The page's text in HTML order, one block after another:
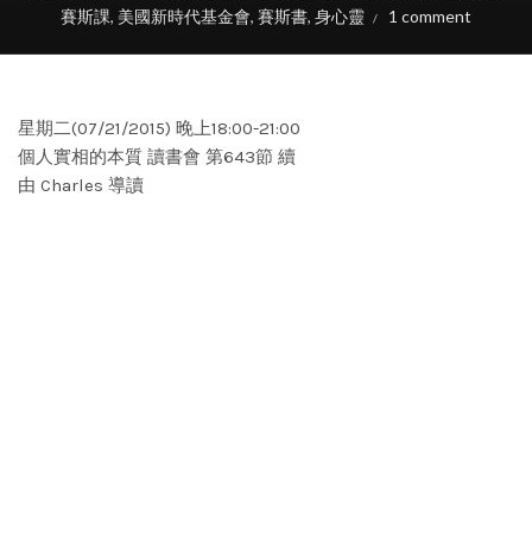
賽斯課, 美國新時代基金會, 賽斯書, 身心靈 1 comment
星期二(07/21/2015) 晚上18:00-21:00
個人實相的本質 讀書會 第643節 續
由 Charles 導讀